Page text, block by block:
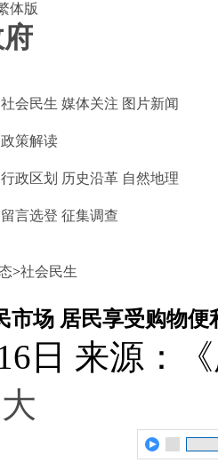
体版
社会民生 媒体关注 图片新闻
政策解读
行政区划 历史沿革 自然地理
留言选登 征集调查
>社会民生
市场 居民享受购物便
日 来源：
大